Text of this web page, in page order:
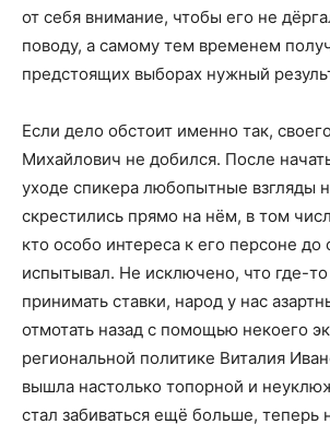
от себя внимание, чтобы его не
поводу, а самому тем временем
предстоящих выборах нужный
Если дело обстоит именно так,
Михайлович не добился. После
уходе спикера любопытные взгляды
скрестились прямо на нём, в том
кто особо интереса к его персоне до
испытывал. Не исключено, что где-
принимать ставки, народ у нас
отмотать назад с помощью некоего
региональной политике Виталия
вышла настолько топорной и
стал забиваться ещё больше,